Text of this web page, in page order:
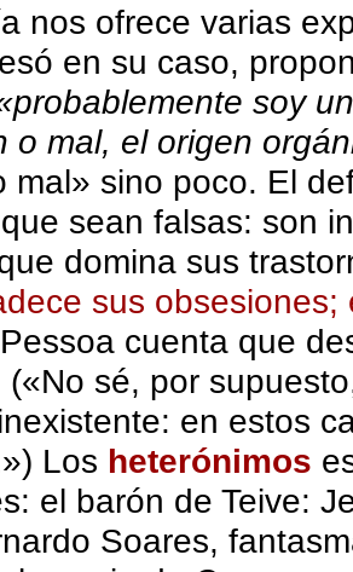
nos ofrece varias
en su caso,
soy
o mal, el origen
mal» sino poco. El
sean falsas: son
domina sus
sus
Pessoa cuenta que
(«No sé, por
en estos
Los heterónimos
el barón de Teive:
Soares,